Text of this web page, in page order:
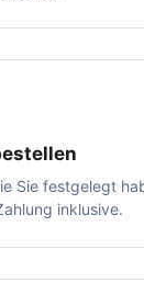
Sie festgelegt
inklusive.